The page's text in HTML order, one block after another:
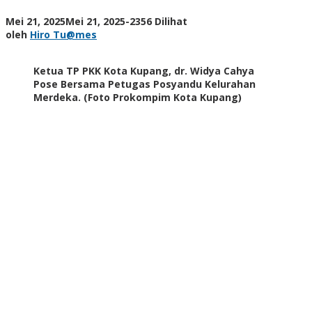
Mei 21, 2025Mei 21, 2025oleh
-2356 Dilihat
oleh Hiro Tu@mes
Ketua TP PKK Kota Kupang, dr. Widya Cahya
Pose Bersama Petugas Posyandu Kelurahan
Merdeka. (Foto Prokompim Kota Kupang)